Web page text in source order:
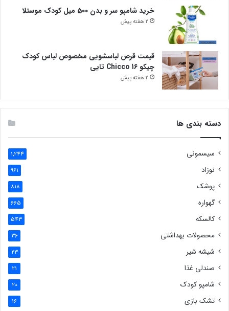
خرید شامپو سر و بدن 500 میل کودک موستلا
2 هفته پیش
قیمت قرص لباسشویی مخصوص لباس کودک
چیکو Chicco 16 تایی
2 هفته پیش
دسته بندی ها
سیسمونی 1,244
نوزاد 961
پوشک 818
گهواره 665
کالسکه 543
محصولات بهداشتی 36
شیشه شیر 23
صندلی غذا 21
شامپو کودک 20
تشک بازی 16